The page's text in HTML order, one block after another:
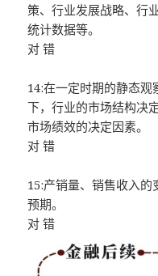
策、行业发展战略、行
统计数据等。
对 错
14:在一定时期的静态
下，行业的市场结构决
市场绩效的决定因素。
对 错
15:产销量、销售收入
预期。
对 错